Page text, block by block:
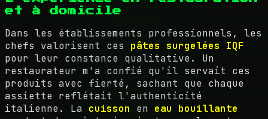
et à domicile
Dans les établissements professionnels, les
chefs valorisent ces pâtes surgelées IQF
pour leur constance qualitative. Un
restaurateur m'a confié qu'il servait ces
produits avec fierté, sachant que chaque
assiette reflétait l'authenticité
italienne. La cuisson en eau bouillante